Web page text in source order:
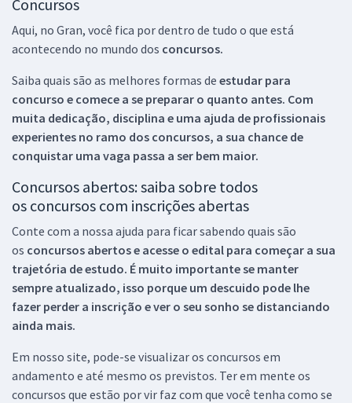
Concursos
Aqui, no Gran, você fica por dentro de tudo o que está
acontecendo no mundo dos concursos.
Saiba quais são as melhores formas de estudar para
concurso e comece a se preparar o quanto antes. Com
muita dedicação, disciplina e uma ajuda de profissionais
experientes no ramo dos concursos, a sua chance de
conquistar uma vaga passa a ser bem maior.
Concursos abertos: saiba sobre todos
os concursos com inscrições abertas
Conte com a nossa ajuda para ficar sabendo quais são
os concursos abertos e acesse o edital para começar a sua
trajetória de estudo. É muito importante se manter
sempre atualizado, isso porque um descuido pode lhe
fazer perder a inscrição e ver o seu sonho se distanciando
ainda mais.
Em nosso site, pode-se visualizar os concursos em
andamento e até mesmo os previstos. Ter em mente os
concursos que estão por vir faz com que você tenha como se